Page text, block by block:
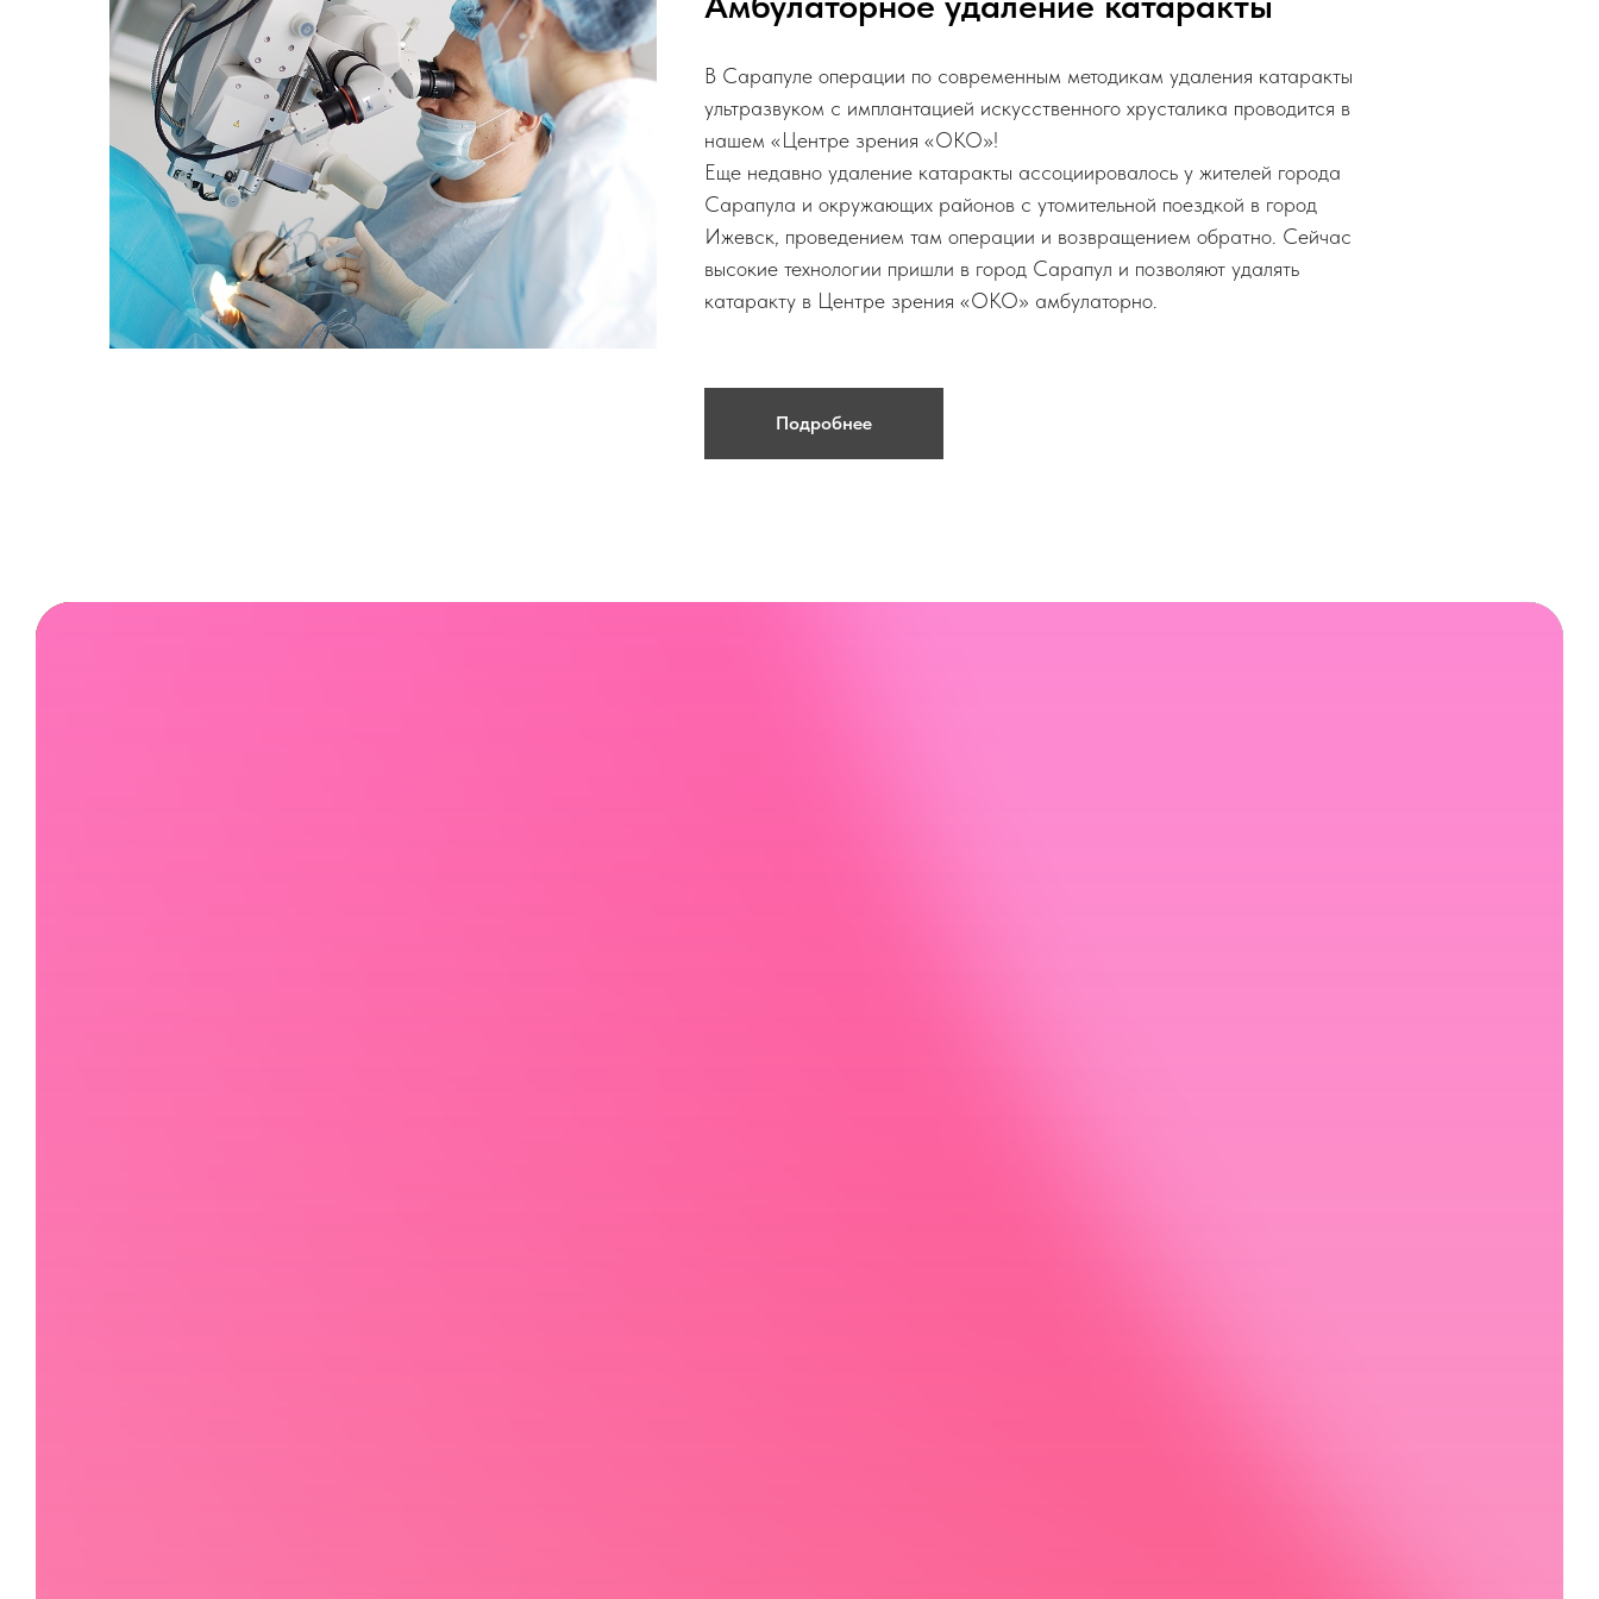
В Сарапуле операции по современным методикам удаления катаракты
ультразвуком с имплантацией искусственного хрусталика проводится в
нашем «Центре зрения «ОКО»!
Еще недавно удаление катаракты ассоциировалось у жителей города
Сарапула и окружающих районов с утомительной поездкой в город
Ижевск, проведением там операции и возвращением обратно. Сейчас
высокие технологии пришли в город Сарапул и позволяют удалять
катаракту в Центре зрения «ОКО» амбулаторно.
Подробнее